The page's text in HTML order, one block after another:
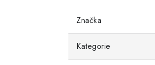
Značka
Kategorie